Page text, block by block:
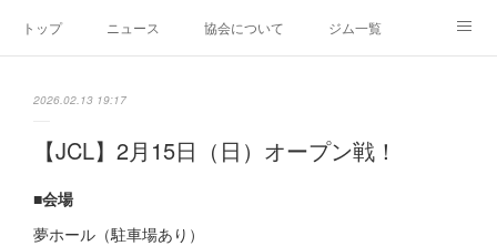
トップ ニュース 協会について ジム一覧
2026.02.13 19:17
【JCL】2月15日（日）オープン戦！
■会場
夢ホール（駐車場あり）